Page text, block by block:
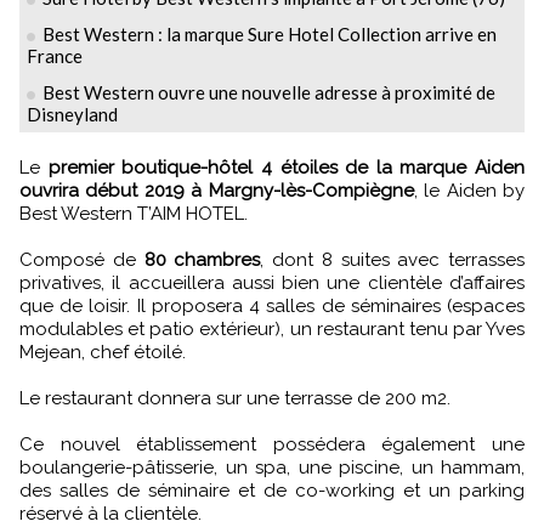
Best Western : la marque Sure Hotel Collection arrive en
France
Best Western ouvre une nouvelle adresse à proximité de
Disneyland
Le premier boutique-hôtel 4 étoiles de la marque Aiden
ouvrira début 2019 à Margny-lès-Compiègne, le Aiden by
Best Western T’AIM HOTEL.
Composé de 80 chambres, dont 8 suites avec terrasses
privatives, il accueillera aussi bien une clientèle d’affaires
que de loisir. Il proposera 4 salles de séminaires (espaces
modulables et patio extérieur), un restaurant tenu par Yves
Mejean, chef étoilé.
Le restaurant donnera sur une terrasse de 200 m2.
Ce nouvel établissement possédera également une
boulangerie-pâtisserie, un spa, une piscine, un hammam,
des salles de séminaire et de co-working et un parking
réservé à la clientèle.